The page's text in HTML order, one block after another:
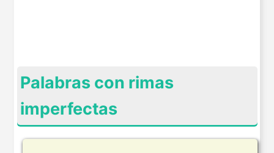
Palabras con rimas
imperfectas